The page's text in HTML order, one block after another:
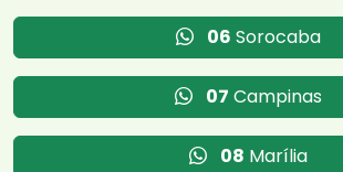
06 Sorocaba
07 Campinas
08 Marília